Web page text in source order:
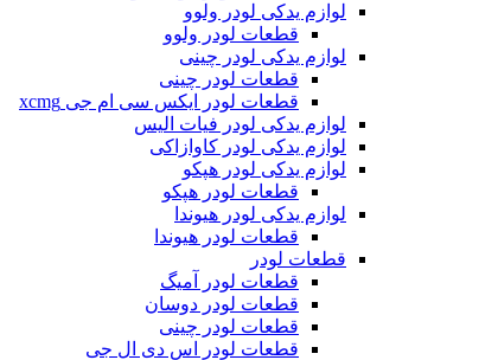
لوازم یدکی لودر ولوو
قطعات لودر ولوو
لوازم یدکی لودر چینی
قطعات لودر چینی
قطعات لودر ایکس سی ام جی xcmg
لوازم یدکی لودر فیات الیس
لوازم یدکی لودر کاوازاکی
لوازم یدکی لودر هپکو
قطعات لودر هپکو
لوازم یدکی لودر هیوندا
قطعات لودر هیوندا
قطعات لودر
قطعات لودر آمیگ
قطعات لودر دوسان
قطعات لودر چینی
قطعات لودر اس دی ال جی